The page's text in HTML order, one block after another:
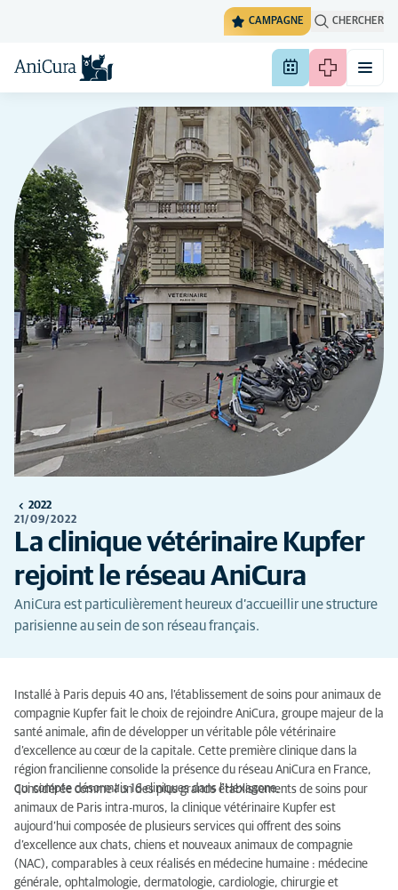
CAMPAGNE CHERCHER
2022
21/09/2022
La clinique vétérinaire Kupfer
rejoint le réseau AniCura
AniCura est particulièrement heureux d’accueillir une structure
parisienne au sein de son réseau français.
Installé à Paris depuis 40 ans, l’établissement de soins pour animaux de
compagnie Kupfer fait le choix de rejoindre AniCura, groupe majeur de la
santé animale, afin de développer un véritable pôle vétérinaire
d’excellence au cœur de la capitale. Cette première clinique dans la
région francilienne consolide la présence du réseau AniCura en France,
qui compte désormais 16 cliniques dans l’Hexagone.
Considérée comme l’un des plus grands établissements de soins pour
animaux de Paris intra-muros, la clinique vétérinaire Kupfer est
aujourd’hui composée de plusieurs services qui offrent des soins
d’excellence aux chats, chiens et nouveaux animaux de compagnie
(NAC), comparables à ceux réalisés en médecine humaine : médecine
générale, ophtalmologie, dermatologie, cardiologie, chirurgie et